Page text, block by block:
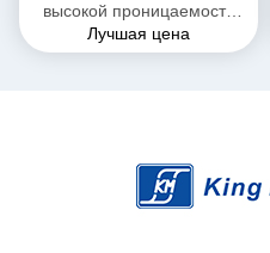
высокой проницаемости
трехфазное для дросселя
Лучшая цена